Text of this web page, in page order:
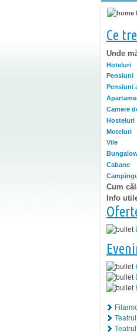
Ce
Unde
Hoteluri
Pensiuni
Pensiuni
Camere
Hosteluri
Moteluri
Vile
Cabane
Cum
Info